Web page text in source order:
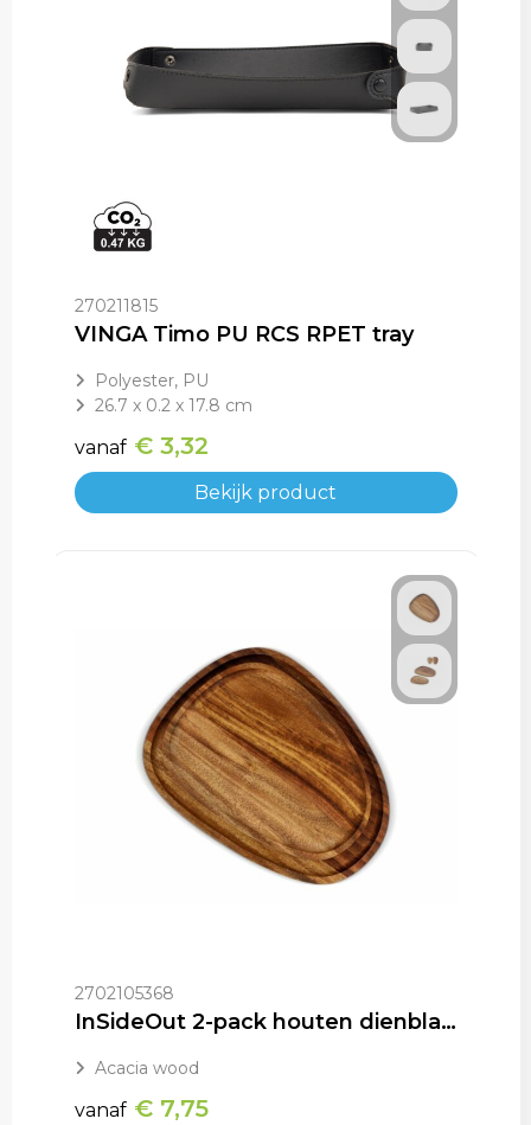
270211815
VINGA Timo PU RCS RPET tray
Polyester, PU
26.7 x 0.2 x 17.8 cm
vanaf € 3,32
Bekijk product
2702105368
InSideOut 2-pack houten dienblaadjes in organische vorm
Acacia wood
vanaf € 7,75